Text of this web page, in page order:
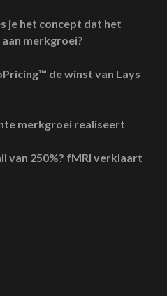
je het concept dat het
merkgroei?
de winst van Lays
merkgroei realiseert
van 250%? fMRI verklaart